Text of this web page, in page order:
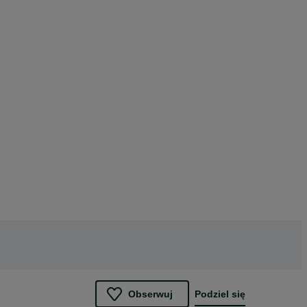
Obserwuj Podziel się